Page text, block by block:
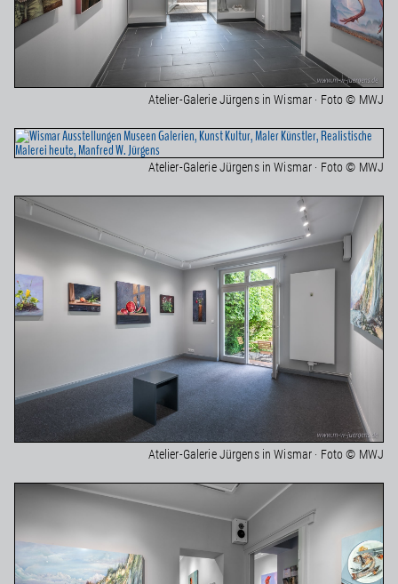
Atelier-Galerie Jürgens in Wismar · Foto © MWJ
Atelier-Galerie Jürgens in Wismar · Foto © MWJ
Atelier-Galerie Jürgens in Wismar · Foto © MWJ